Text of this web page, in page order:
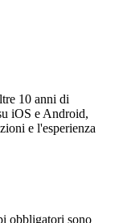
10 anni di
iOS e Android,
e l'esperienza
obbligatori sono